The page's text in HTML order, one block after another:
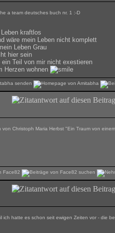
a team deutsches buch nr. 1 :-D
kraftlos
wäre mein Leben nicht komplett
Leben Grau
hier sein
Teil von mir nicht exestieren
Herzen wohnen
Christoph Maria Herbst "Ein Traum von
ich hatte es schon seit ewigen Zeiten vor - die